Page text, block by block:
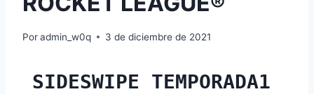
Poradmin_w0q 3 de diciembre de 2021
SIDESWIPE TEMPORADA1